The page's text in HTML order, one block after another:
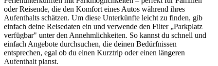
oder Reisende, die den Komfort eines Autos während ihres
Aufenthalts schätzen. Um diese Unterkünfte leicht zu finden, gib
einfach deine Reisedaten ein und verwende den Filter „Parkplatz
verfügbar" unter den Annehmlichkeiten. So kannst du schnell und
einfach Angebote durchsuchen, die deinen Bedürfnissen
entsprechen, egal ob du einen Kurztrip oder einen längeren
Aufenthalt planst.